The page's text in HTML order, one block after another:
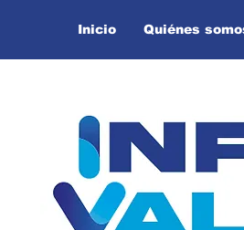
Inicio Quiénes